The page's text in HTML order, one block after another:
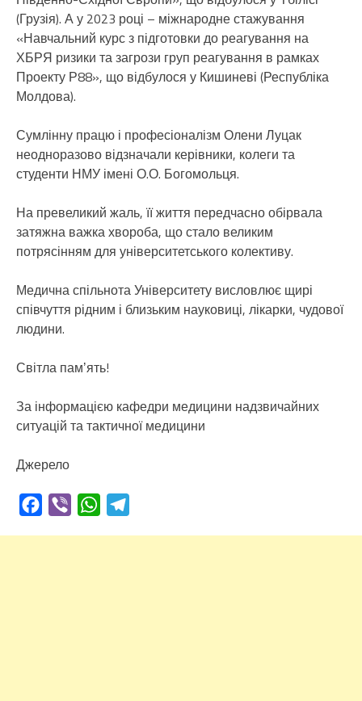
(Грузія). А у 2023 році – міжнародне стажування
«Навчальний курс з підготовки до реагування на
ХБРЯ ризики та загрози груп реагування в рамках
Проекту Р88», що відбулося у Кишиневі (Республіка
Молдова).
Сумлінну працю і професіоналізм Олени Луцак
неодноразово відзначали керівники, колеги та
студенти НМУ імені О.О. Богомольця.
На превеликий жаль, її життя передчасно обірвала
затяжна важка хвороба, що стало великим
потрясінням для університетського колективу.
Медична спільнота Університету висловлює щирі
співчуття рідним і близьким науковиці, лікарки, чудової
людини.
Світла памʼять!
За інформацією кафедри медицини надзвичайних
ситуацій та тактичної медицини
Джерело
Facebook
Viber WhatsApp